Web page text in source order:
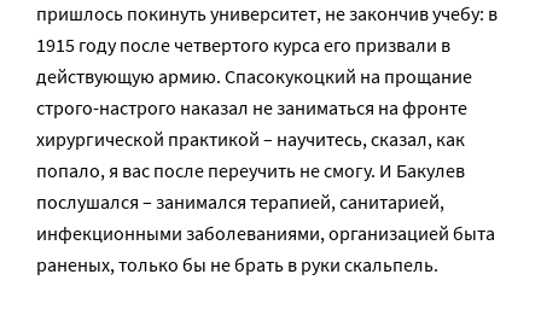
пришлось покинуть университет, не закончив учебу: в
1915 году после четвертого курса его призвали в
действующую армию. Спасокукоцкий на прощание
строго-настрого наказал не заниматься на фронте
хирургической практикой – научитесь, сказал, как
попало, я вас после переучить не смогу. И Бакулев
послушался – занимался терапией, санитарией,
инфекционными заболеваниями, организацией быта
раненых, только бы не брать в руки скальпель.